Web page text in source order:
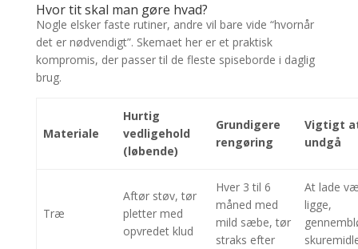
Hvor tit skal man gøre hvad?
Nogle elsker faste rutiner, andre vil bare vide “hvornår
det er nødvendigt”. Skemaet her er et praktisk
kompromis, der passer til de fleste spiseborde i daglig
brug.
Materiale
Hurtig
vedligehold
(løbende)
Grundigere
rengøring
Vigtigt
undgå
Træ
Aftør støv, tør
pletter med
opvredet klud
Hver 3 til 6
måned med
mild sæbe, tør
straks efter
At lade
ligge,